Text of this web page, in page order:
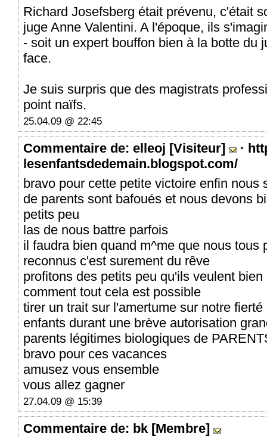
Richard Josefsberg était prévenu, c'était
juge Anne Valentini. A l'époque, ils
- soit un expert bouffon bien à la botte du
face.
Je suis surpris que des magistrats
point naïfs.
25.04.09 @ 22:45
Commentaire de: elleoj [Visiteur] ·
lesenfantsdedemain.blogspot.com/
bravo pour cette petite victoire enfin nous
de parents sont bafoués et nous devons
petits peu
las de nous battre parfois
il faudra bien quand m^me que nous tous
reconnus c'est surement du rêve
profitons des petits peu qu'ils veulent
comment tout cela est possible
tirer un trait sur l'amertume sur notre
enfants durant une brève autorisation
parents légitimes biologiques de
bravo pour ces vacances
amusez vous ensemble
vous allez gagner
27.04.09 @ 15:39
Commentaire de: bk [Membre]